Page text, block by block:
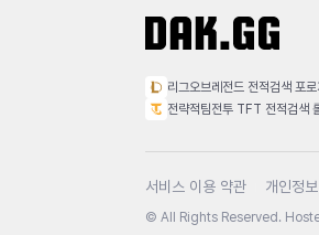
리그오브레전드 전적검색 포로
전략적팀전투 TFT 전적검색
서비스 이용 약관 개인정
© All Rights Reserved.